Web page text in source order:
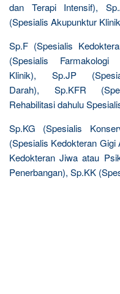
dan Terapi Intensif),
(Spesialis Akupunktur
Sp.F (Spesialis
(Spesialis
Klinik), Sp.JP
Darah), Sp.KFR
Rehabilitasi dahulu
Sp.KG (Spesialis
(Spesialis Kedokteran
Kedokteran Jiwa atau
Penerbangan), Sp.KK